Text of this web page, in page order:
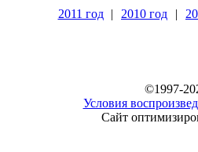
2011 год | 2010 год |
©1997-
Условия
Сайт